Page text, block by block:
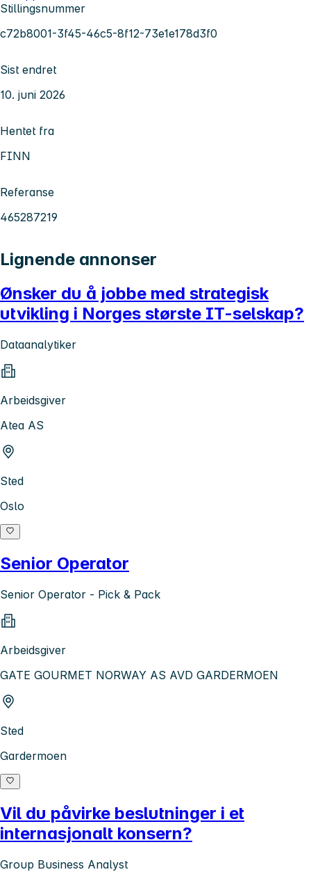
Stillingsnummer
c72b8001-3f45-46c5-8f12-73e1e178d3f0
Sist endret
10. juni 2026
Hentet fra
FINN
Referanse
465287219
Lignende annonser
Ønsker du å jobbe med strategisk
utvikling i Norges største IT-selskap?
Dataanalytiker
Arbeidsgiver
Atea AS
Sted
Oslo
Senior Operator
Senior Operator - Pick & Pack
Arbeidsgiver
GATE GOURMET NORWAY AS AVD GARDERMOEN
Sted
Gardermoen
Vil du påvirke beslutninger i et
internasjonalt konsern?
Group Business Analyst